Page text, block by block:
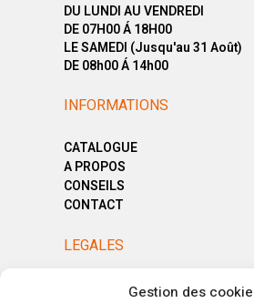
Gestion des
DU LUNDI AU VENDREDI
DE 07H00 Á 18H00
LE SAMEDI (Jusqu'au 31 Août)
DE 08h00 Á 14h00
INFORMATIONS
CATALOGUE
A PROPOS
CONSEILS
CONTACT
LEGALES
MENTIONS LÉGALES